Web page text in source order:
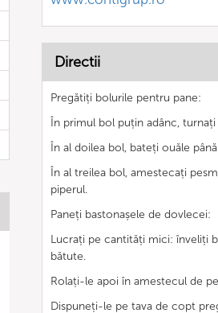
Directii
Pregătiți bolurile pentru pane:
În primul bol puțin adânc, turnați
În al doilea bol, bateți ouăle
În al treilea bol, amestecați
piperul.
Paneți bastonașele de dovlecei:
Lucrați pe cantități mici: înveliți
bătute.
Rolați-le apoi în amestecul de
Dispuneți-le pe tava de copt